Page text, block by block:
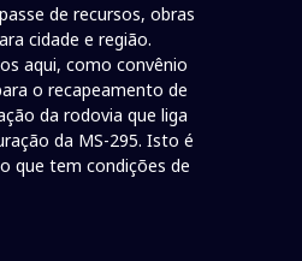
de recursos, obras
cidade e região.
aqui, como convênio
o recapeamento de
da rodovia que liga
da MS-295. Isto é
que tem condições de